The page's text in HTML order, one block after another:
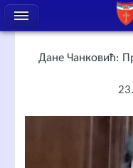
Дане Чанковић: